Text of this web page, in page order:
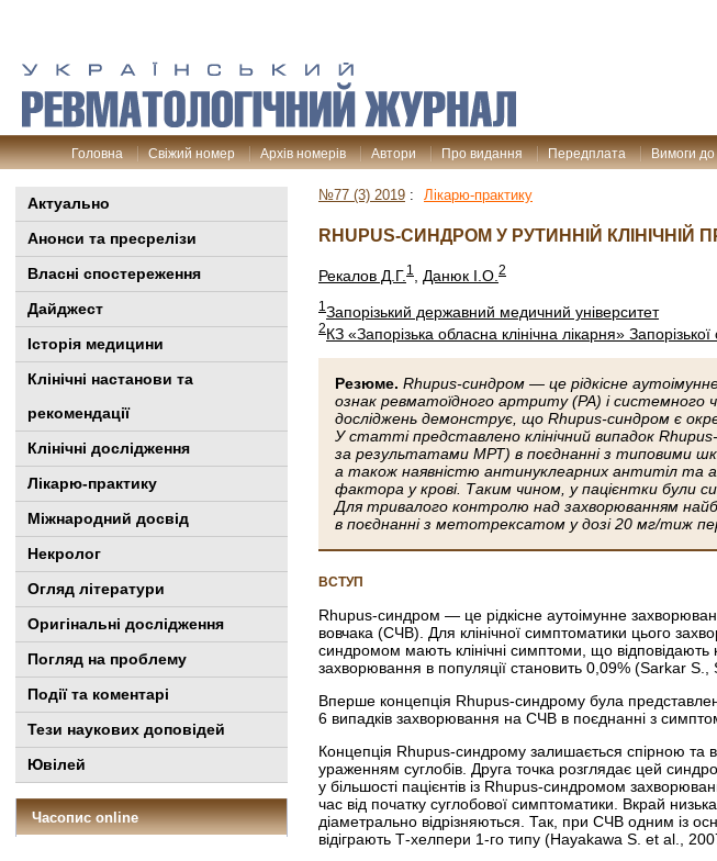
Головна Свіжий номер Архів номерів Автори Про видання Передплата Вимоги до
Актуально
Анонси та пресрелізи
Власні спостереження
Дайджест
Історія медицини
Клінiчні настанови та
рекомендації
Клінічні дослідження
Лікарю-практику
Міжнародний досвід
Некролог
Огляд літератури
Оригінальні дослідження
Погляд на проблему
Події та коментарі
Тези наукових доповідей
Ювілей
Часопис online
№77 (3) 2019 : Лікарю-практику
RHUPUS-СИНДРОМ У РУТИННІЙ
Рекалов Д.Г. 1 Данюк І.О. 2
1Запорізький державний медичний університет
2КЗ «Запорізька обласна клінічна лікарня»
Резюме. Rhupus-синдром — це рідкісне
ознак ревматоїдного артриту (РА) і системного
досліджень демонструє, що Rhupus-синдром є
У статті представлено клінічний випадок
за результатами МРТ) в поєднанні з типовими
а також наявністю антинуклеарних антитіл та
фактора у крові. Таким чином, у пацієнтки були
Для тривалого контролю над захворюванням
в поєднанні з метотрексатом у дозі 20 мг/тиж
ВСТУП
Rhupus-синдром — це рідкісне аутоімунне
вовчака (СЧВ). Для клінічної симптоматики цього
синдромом мають клінічні симптоми, що
захворювання в популяції становить 0,09% (Sarkar S.,
Вперше концепція Rhupus-синдрому була
6 випадків захворювання на СЧВ в поєднанні з
Концепція Rhupus-синдрому залишається спірною та
ураженням суглобів. Друга точка розглядає цей
у більшості пацієнтів із Rhupus-синдромом
час від початку суглобової симптоматики. Вкрай
діаметрально відрізняються. Так, при СЧВ одним із
відіграють Т-хелпери 1-го типу (Hayakawa S. et al.,